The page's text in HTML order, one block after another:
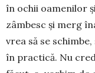
în ochii oamenilor
zâmbesc și merg
vrea să se
în practică. Nu